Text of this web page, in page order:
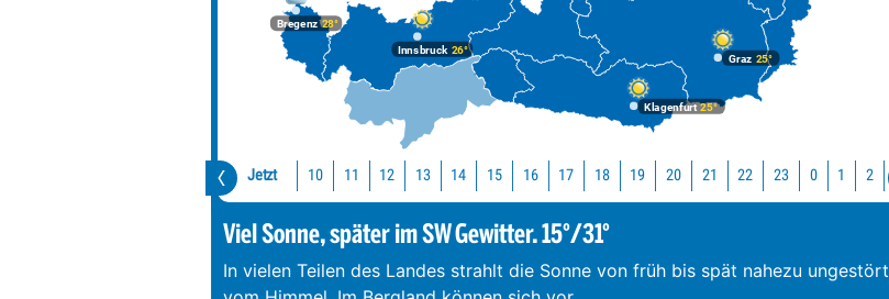
Bregenz28°
Graz 25°
Innsbruck26°
Klagenfurt25°
Jetzt 10 11 12 13 14 15 16 17 18 19 20 21 22 23 0 1 2
Viel Sonne, später im SW Gewitter. 15°/31°
In vielen Teilen des Landes strahlt die Sonne von früh bis spät nahezu ungestört